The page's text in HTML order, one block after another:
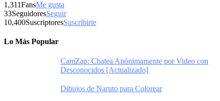
1,311FansMe gusta
33SeguidoresSeguir
10,400SuscriptoresSuscribirte
Lo Más Popular
CamZap: Chatea Anónimamente por Video con
Desconocidos [Actualizado]
Dibujos de Naruto para Colorear